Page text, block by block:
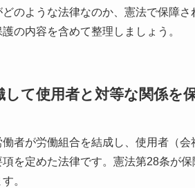
どのような法律なのか、憲法で保障
の内容を含めて整理しましょう。
して使用者と対等な関係を
者が労働組合を結成し、使用者（
を定めた法律です。憲法第28条が
。